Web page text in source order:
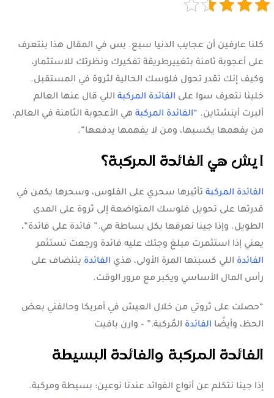
كلنا عارفين أن عجايب الدنيا سبع. بس في المقال هذا بنتعرف
على أعجوبة ثامنة بتغييرطريقة تفكيرك ونظرتك للاستثمار،
وكيف إنك تقدر تحول فلوسك الحالية لثروة في المستقبل.
خلينا نتعرف سوا على الفائدة المركبةاللي قال عنها العالم
ألبرت أينشتاين. “الفائدة المركبةهي الأعجوبة الثامنة في العالم،
من يفهمها يكسبها، ومن لا يفهمها يدفعها”.
ايش هي الفائدة المركبة؟
الفائدة المركبةتأثيرها سحري على الفلوس، وسحرها يكمن في
قدرتها على تحويل فلوسك المتواضعة إلى ثروة على المدى
الطويل. وإذا جينا نعرفها بكل بساطة هي.” فائدة على فائدة”،
يعني إذا استثمرت مبلغ وجتك عليه فائدة ورجعت تستثمر
الفائدة اللي كسبتها المرة الأولى، هذي الفائدة بتنضاف على
رأس المال الأساسي ويكبر مع مرور الوقت.
“حصلت على ثروتي من خلال العيش في أمريكا وحالفني بعض
الحظ، وأيضًا الفائدة المُركبة.” – وارن بافيت
الفائدة المركبة والفائدة البسيطة
إذا جينا نتكلم عن أنواع الفوائد عندنا نوعين: بسيطة ومركبة.